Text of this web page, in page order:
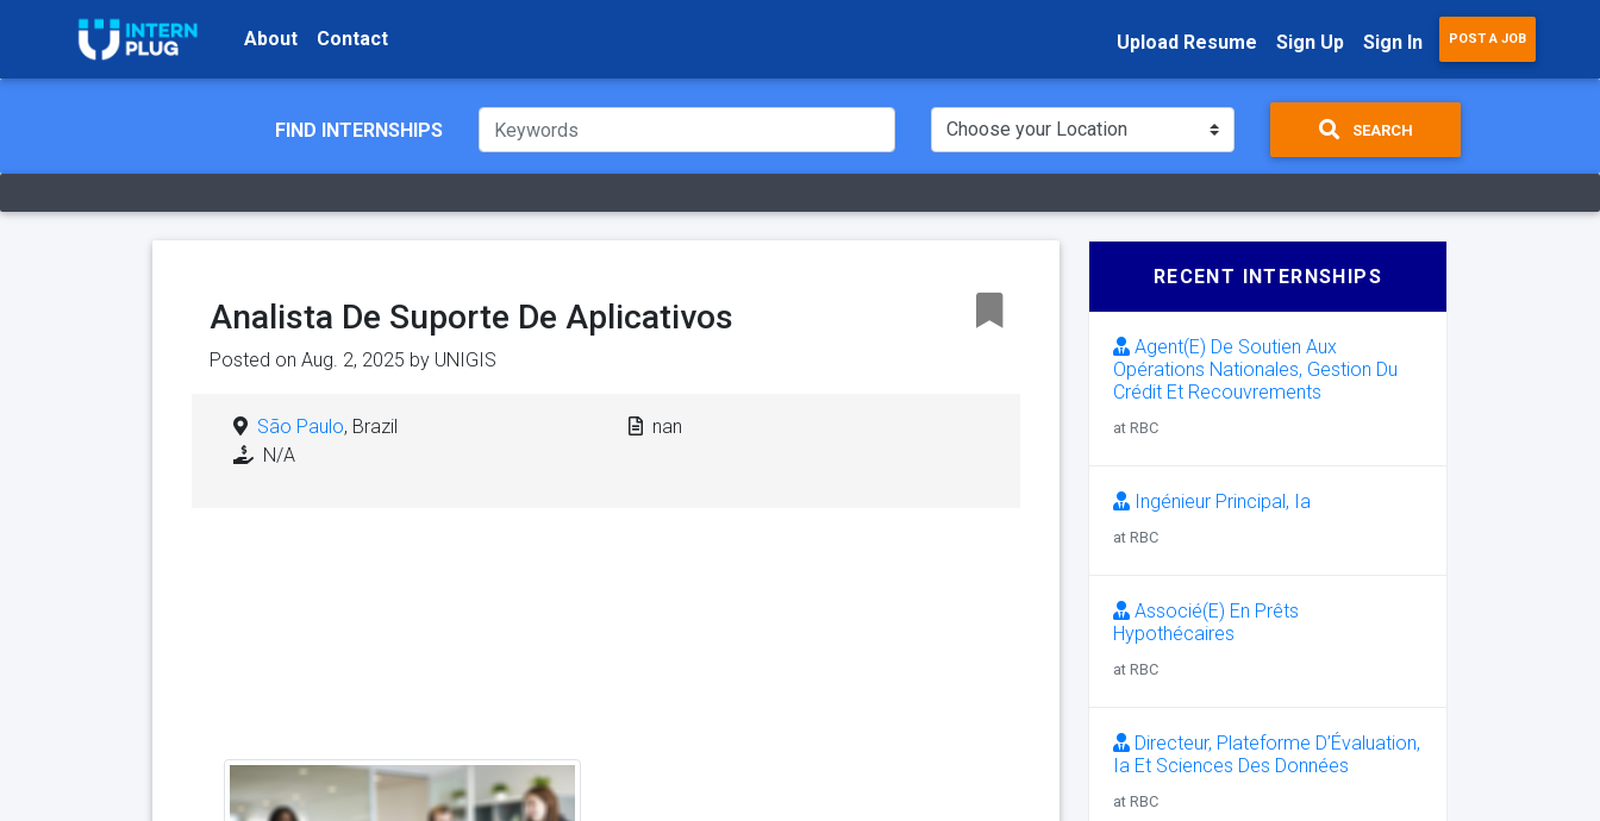
About Contact Upload Resume Sign Up Sign In POST A JOB
FIND INTERNSHIPS SEARCH
Analista De Suporte De Aplicativos
Posted on Aug. 2, 2025 by UNIGIS
São Paulo, Brazil
N/A
nan
RECENT INTERNSHIPS
Agent(E) De Soutien Aux
Opérations Nationales, Gestion Du
Crédit Et Recouvrements
at RBC
Ingénieur Principal, Ia
at RBC
Associé(E) En Prêts
Hypothécaires
at RBC
Directeur, Plateforme D’Évaluation,
Ia Et Sciences Des Données
at RBC